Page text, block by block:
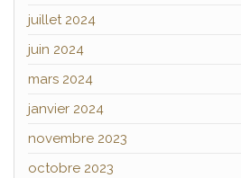
juillet 2024
juin 2024
mars 2024
janvier 2024
novembre 2023
octobre 2023